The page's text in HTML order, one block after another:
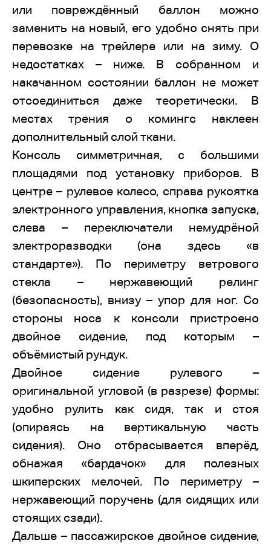
или повреждённый баллон можно
заменить на новый, его удобно снять при
перевозке на трейлере или на зиму. О
недостатках – ниже. В собранном и
накачанном состоянии баллон не может
отсоединиться даже теоретически. В
местах трения о комингс наклеен
дополнительный слой ткани.
Консоль симметричная, с большими
площадями под установку приборов. В
центре – рулевое колесо, справа рукоятка
электронного управления, кнопка запуска,
слева – переключатели немудрёной
электроразводки (она здесь «в
стандарте»). По периметру ветрового
стекла – нержавеющий релинг
(безопасность), внизу – упор для ног. Со
стороны носа к консоли пристроено
двойное сидение, под которым –
объёмистый рундук.
Двойное сидение рулевого –
оригинальной угловой (в разрезе) формы:
удобно рулить как сидя, так и стоя
(опираясь на вертикальную часть
сидения). Оно отбрасывается вперёд,
обнажая «бардачок» для полезных
шкиперских мелочей. По периметру –
нержавеющий поручень (для сидящих или
стоящих сзади).
Дальше – пассажирское двойное сидение,